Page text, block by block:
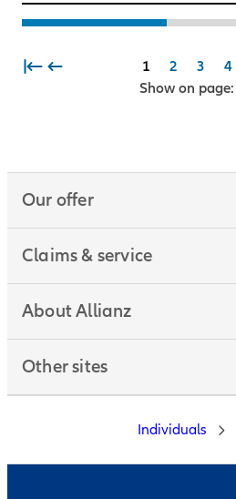
1 2 3 4
Show on page:
Our offer
Claims & service
About Allianz
Other sites
Individuals